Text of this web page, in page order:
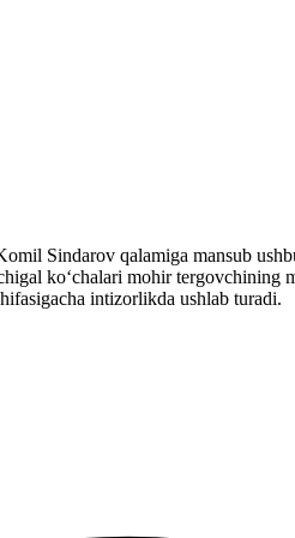
Sindarov qalamiga mansub
ko‘chalari mohir
intizorlikda ushlab turadi.